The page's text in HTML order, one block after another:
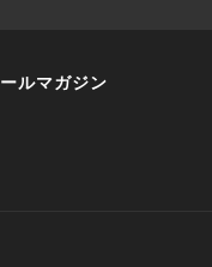
ルマガジン